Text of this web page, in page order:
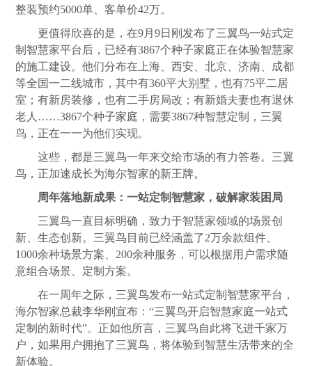
整装预约5000单、客单价42万。
更值得欣喜的是，在9月9日刚发布了三翼鸟一站式定
制智慧家平台后，已经有3867个种子家庭正在体验智慧家
的施工建设。他们分布在上海、西安、北京、济南、成都
等全国一二线城市，其中有360平大别墅，也有75平二居
室；有新房装修，也有二手房局改；有新婚夫妻也有退休
老人……3867个种子家庭，需要3867种智慧定制，三翼
鸟，正在一一为他们实现。
这些，都是三翼鸟一年来交给市场的有力答卷。三翼
鸟，正加速成长为海尔智家的新王牌。
周年落地新成果：一站定制智慧家，破解家装困局
三翼鸟一直目标明确，致力于智慧家领域的场景创
新、生态创新。三翼鸟目前已经涵盖了2万余款组件、
1000余种场景方案、200余种服务，可以根据用户需求随
意组合场景、定制方案。
在一周年之际，三翼鸟发布一站式定制智慧家平台，
海尔智家总裁李华刚宣布：“三翼鸟开启智慧家庭一站式
定制的新时代”。正如他所言，三翼鸟自此将飞进千家万
户，如果用户拥抱了三翼鸟，将体验到智慧生活带来的全
新体验。